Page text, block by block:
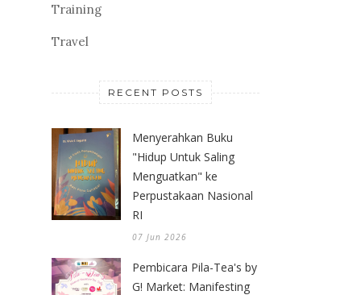
Training
Travel
RECENT POSTS
Menyerahkan Buku
"Hidup Untuk Saling
Menguatkan" ke
Perpustakaan Nasional
RI
07 Jun 2026
Pembicara Pila-Tea's by
G! Market: Manifesting